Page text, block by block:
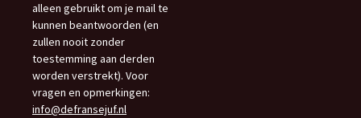
alleen gebruikt om je mail te
kunnen beantwoorden (en
zullen nooit zonder
toestemming aan derden
worden verstrekt). Voor
vragen en opmerkingen:
info@defransejuf.nl